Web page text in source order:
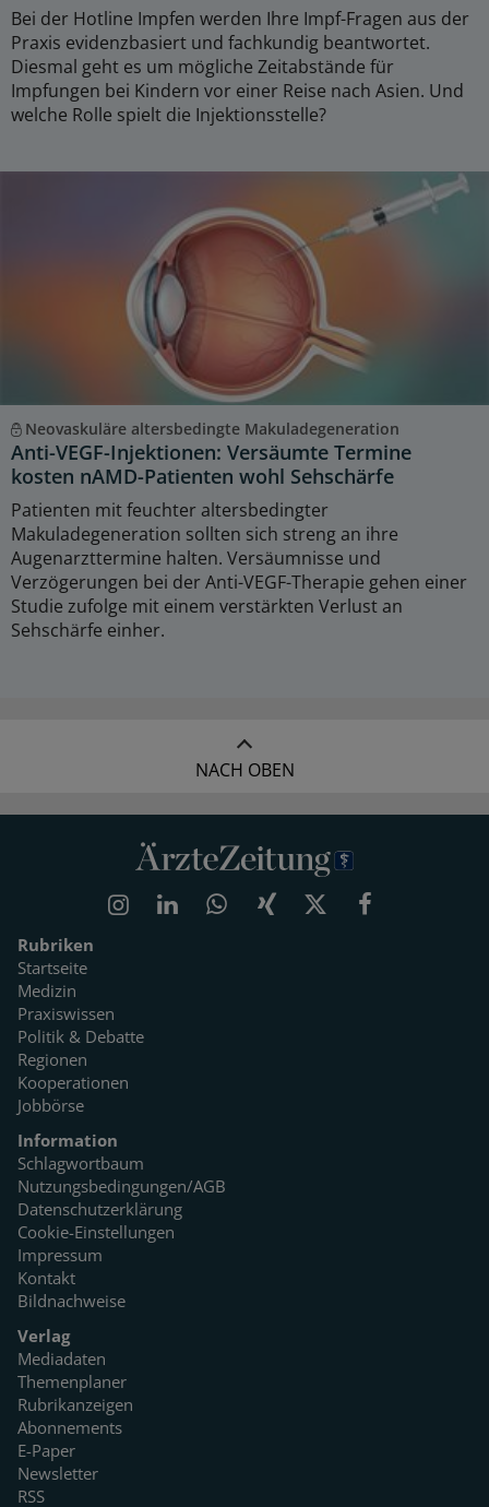
Bei der Hotline Impfen werden Ihre Impf-Fragen aus der
Praxis evidenzbasiert und fachkundig beantwortet.
Diesmal geht es um mögliche Zeitabstände für
Impfungen bei Kindern vor einer Reise nach Asien. Und
welche Rolle spielt die Injektionsstelle?
Neovaskuläre altersbedingte Makuladegeneration
Anti-VEGF-Injektionen: Versäumte Termine
kosten nAMD-Patienten wohl Sehschärfe
Patienten mit feuchter altersbedingter
Makuladegeneration sollten sich streng an ihre
Augenarzttermine halten. Versäumnisse und
Verzögerungen bei der Anti-VEGF-Therapie gehen einer
Studie zufolge mit einem verstärkten Verlust an
Sehschärfe einher.
NACH OBEN
Rubriken
Startseite
Medizin
Praxiswissen
Politik & Debatte
Regionen
Kooperationen
Jobbörse
Information
Schlagwortbaum
Nutzungsbedingungen/AGB
Datenschutzerklärung
Cookie-Einstellungen
Impressum
Kontakt
Bildnachweise
Verlag
Mediadaten
Themenplaner
Rubrikanzeigen
Abonnements
E-Paper
Newsletter
RSS